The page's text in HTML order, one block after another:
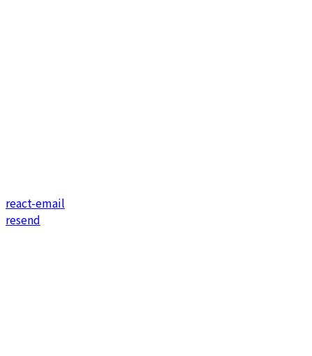
react-email
resend